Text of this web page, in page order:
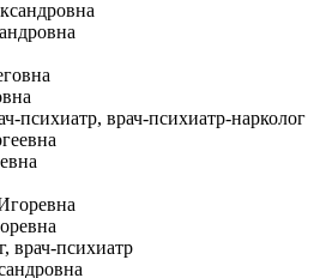
психиатр, врач-психиатр-нарколог
врач-психиатр